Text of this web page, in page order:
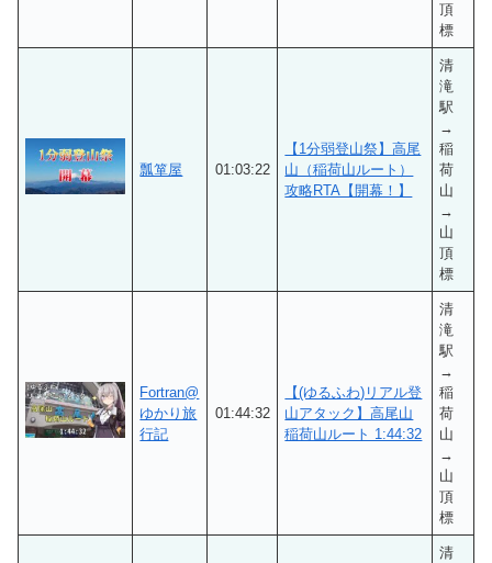
頂
標
瓢箪屋 01:03:22
【1分弱登山祭】高尾
山（稲荷山ルート）
攻略RTA【開幕！】
清
滝
駅
→
稲
荷
山
→
山
頂
標
Fortran@
ゆかり旅
行記
01:44:32
【(ゆるふわ)リアル登
山アタック】高尾山
稲荷山ルート 1:44:32
清
滝
駅
→
稲
荷
山
→
山
頂
標
清